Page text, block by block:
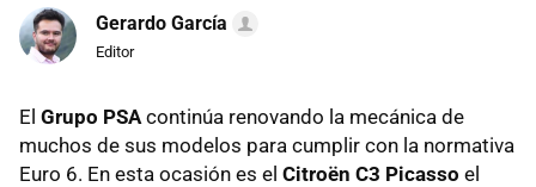
Gerardo García
Editor
El Grupo PSA continúa renovando la mecánica de
muchos de sus modelos para cumplir con la normativa
Euro 6. En esta ocasión es el Citroën C3 Picasso el